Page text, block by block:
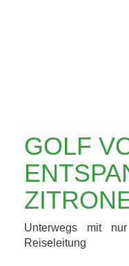
GOLF
Unterwegs mit
Reiseleitung